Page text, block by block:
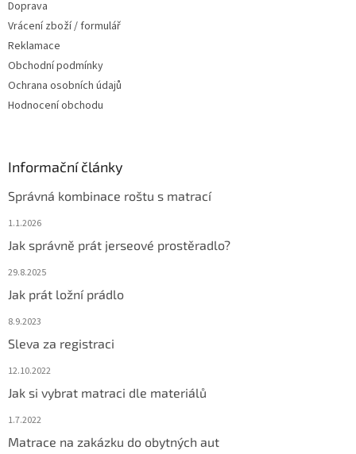
Doprava
Vrácení zboží / formulář
Reklamace
Obchodní podmínky
Ochrana osobních údajů
Hodnocení obchodu
Informační články
Správná kombinace roštu s matrací
1.1.2026
Jak správně prát jerseové prostěradlo?
29.8.2025
Jak prát ložní prádlo
8.9.2023
Sleva za registraci
12.10.2022
Jak si vybrat matraci dle materiálů
1.7.2022
Matrace na zakázku do obytných aut